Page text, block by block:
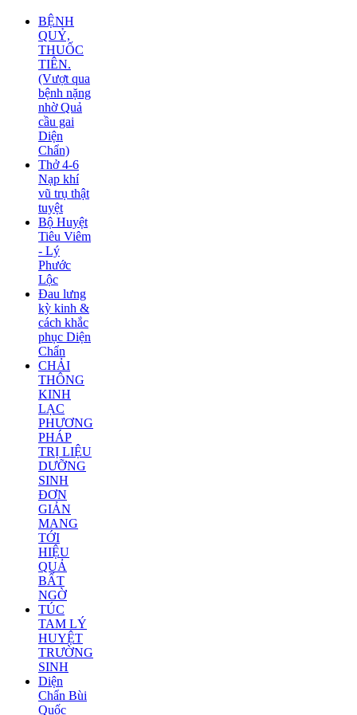
BỆNH
QUỶ,
THUỐC
TIÊN.
(Vượt qua
bệnh nặng
nhờ Quả
cầu gai
Diện
Chẩn)
Thở 4-6
Nạp khí
vũ trụ thật
tuyệt
Bộ Huyệt
Tiêu Viêm
- Lý
Phước
Lộc
Đau lưng
kỳ kinh &
cách khắc
phục Diện
Chẩn
CHẢI
THÔNG
KINH
LẠC
PHƯƠNG
PHÁP
TRỊ LIỆU
DƯỠNG
SINH
ĐƠN
GIẢN
MANG
TỚI
HIỆU
QUẢ
BẤT
NGỜ
TÚC
TAM LÝ
HUYỆT
TRƯỜNG
SINH
Diện
Chẩn Bùi
Quốc